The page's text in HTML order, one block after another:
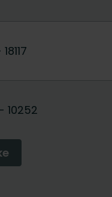
18117
- 10252